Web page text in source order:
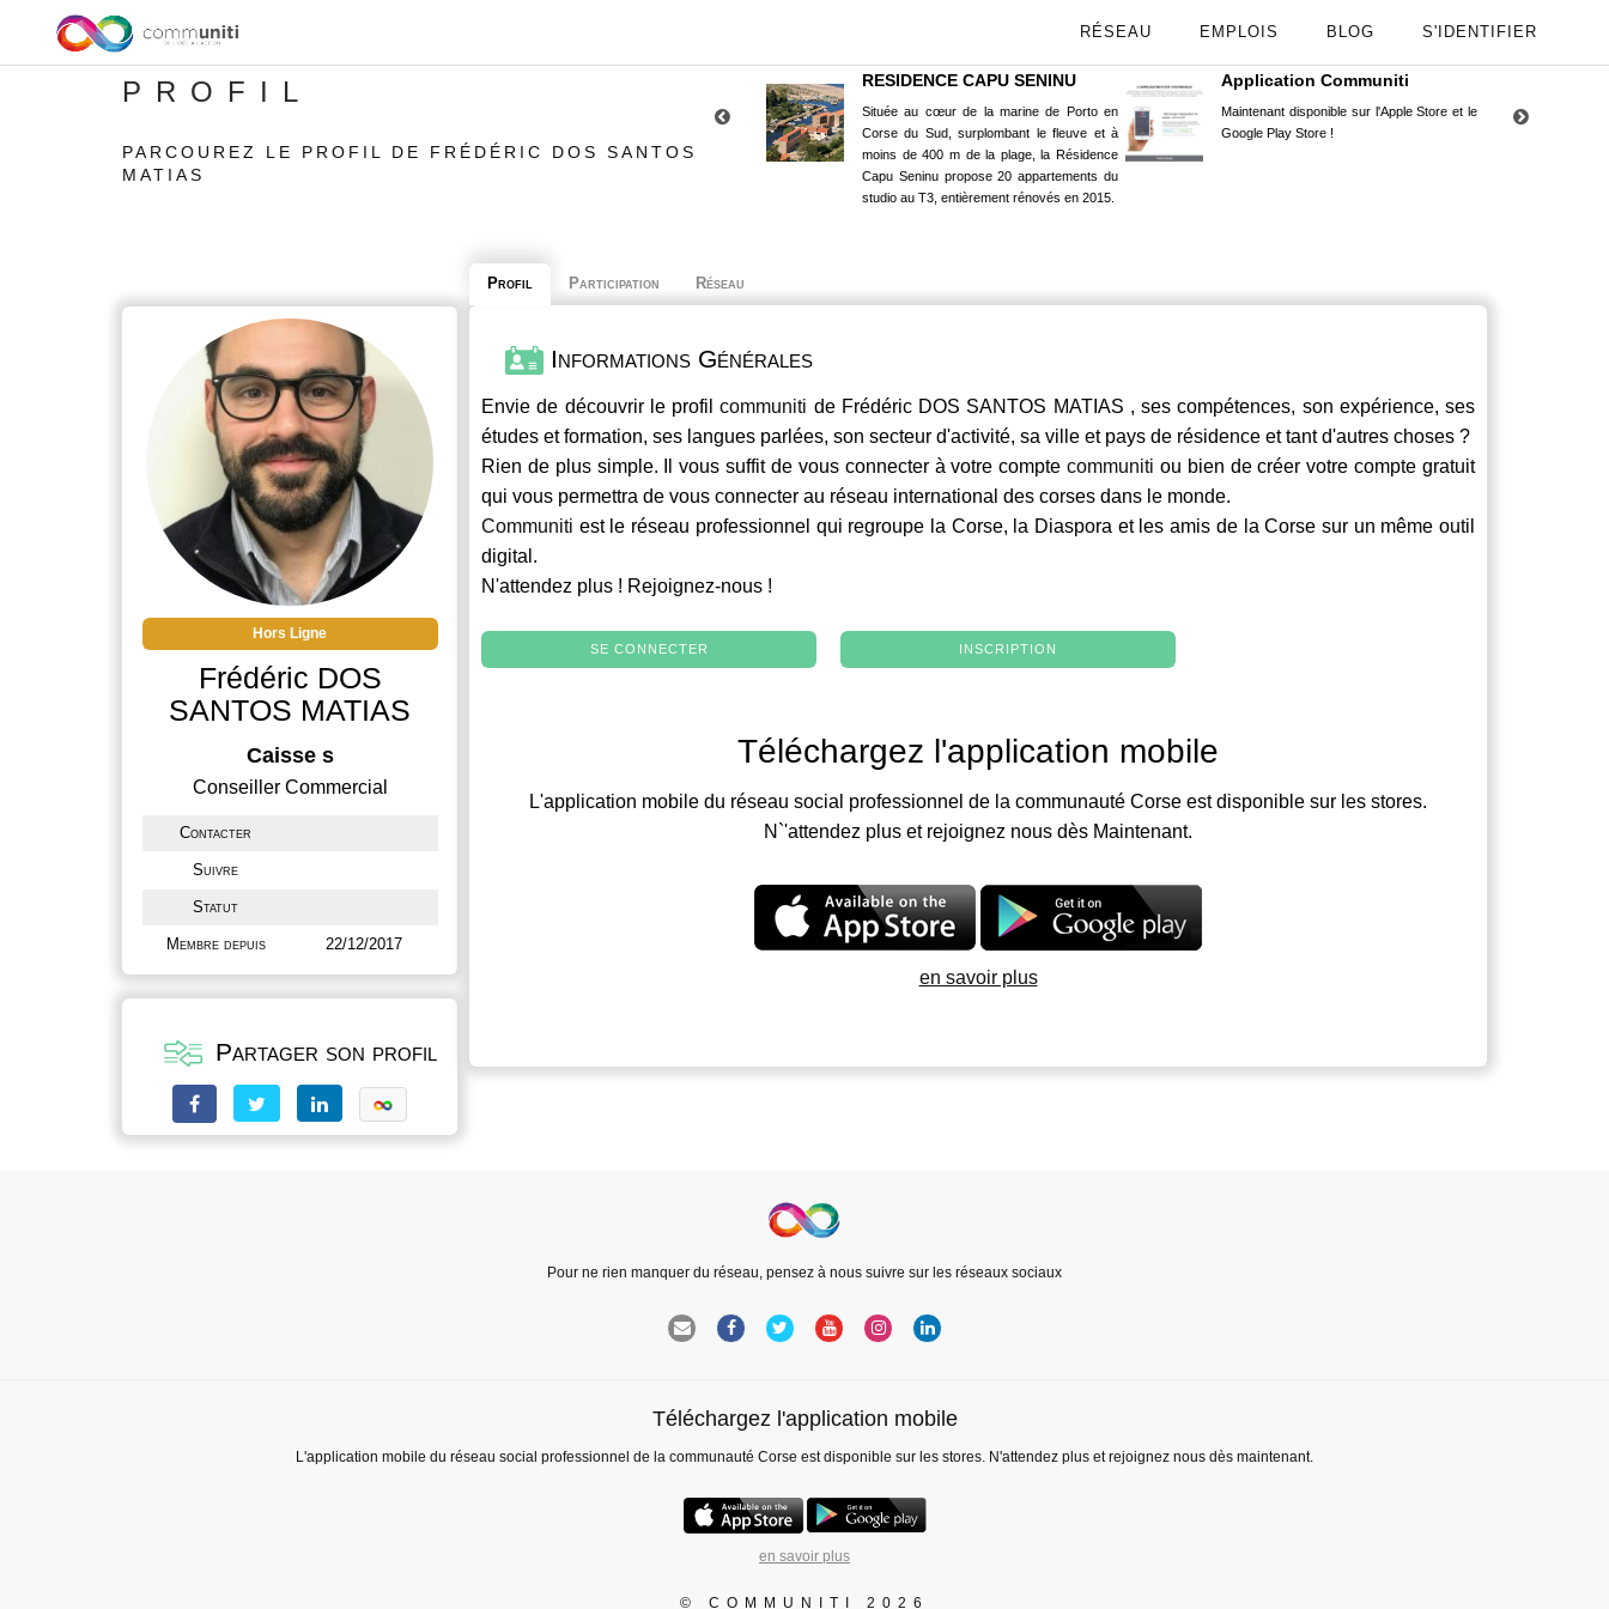
RÉSEAU EMPLOIS BLOG S'IDENTIFIER
PROFIL
PARCOUREZ LE PROFIL DE FRÉDÉRIC DOS SANTOS
MATIAS
RESIDENCE CAPU SENINU
Située au cœur de la marine de Porto en
Corse du Sud, surplombant le fleuve et à
moins de 400 m de la plage, la Résidence
Capu Seninu propose 20 appartements du
studio au T3, entièrement rénovés en 2015.
Application Communiti
Maintenant disponible sur l'Apple Store et le
Google Play Store !
Hors Ligne
Frédéric DOS
SANTOS MATIAS
Caisse s
Conseiller Commercial
Contacter
Suivre
Statut
Membre depuis 22/12/2017
Partager son profil
Profil Participation Réseau
Informations Générales
Envie de découvrir le profilcommuniti de Frédéric DOS SANTOS MATIAS , ses compétences, son expérience, ses
études et formation, ses langues parlées, son secteur d'activité, sa ville et pays de résidence et tant d'autres choses ?
Rien de plus simple. Il vous suffit de vous connecter à votre comptecommuniti ou bien de créer votre compte gratuit
qui vous permettra de vous connecter au réseau international des corses dans le monde.
Communiti est le réseau professionnel qui regroupe la Corse, la Diaspora et les amis de la Corse sur un même outil
digital.
N'attendez plus ! Rejoignez-nous !
SE CONNECTER INSCRIPTION
Téléchargez l'application mobile
L'application mobile du réseau social professionnel de la communauté Corse est disponible sur les stores.
N`'attendez plus et rejoignez nous dès Maintenant.
en savoir plus
Pour ne rien manquer du réseau, pensez à nous suivre sur les réseaux sociaux
Téléchargez l'application mobile
L'application mobile du réseau social professionnel de la communauté Corse est disponible sur les stores. N'attendez plus et rejoignez nous dès maintenant.
en savoir plus
© COMMUNITI 2026